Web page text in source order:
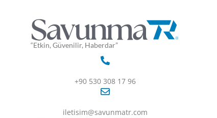
“Etkin, Güvenilir, Haberdar”
+90 530 308 17 96
iletisim@savunmatr.com